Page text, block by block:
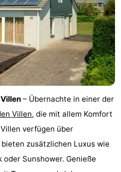
– Übernachte in einer der
Villen, die mit allem Komfort
verfügen über
zusätzlichen Luxus wie
oder Sunshower. Genieße